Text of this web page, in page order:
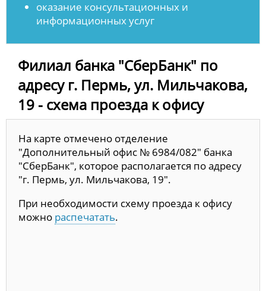
оказание консультационных и
информационных услуг
Филиал банка "СберБанк" по
адресу г. Пермь, ул. Мильчакова,
19 - схема проезда к офису
На карте отмечено отделение
"Дополнительный офис № 6984/082" банка
"СберБанк", которое располагается по адресу
"г. Пермь, ул. Мильчакова, 19".
При необходимости схему проезда к офису
можно распечатать.